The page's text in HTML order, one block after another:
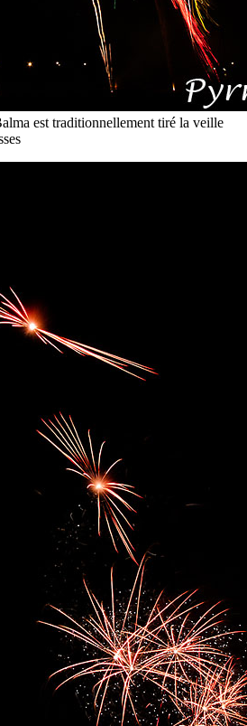
est traditionnellement tiré la veille